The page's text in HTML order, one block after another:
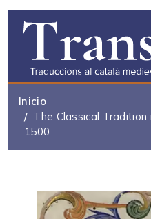
Inicio
The Classical
1500